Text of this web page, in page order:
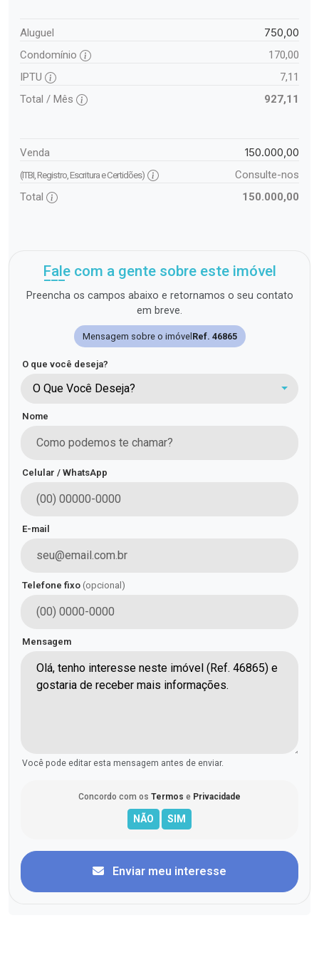
Aluguel 750,00
Condomínio
170,00
IPTU
7,11
Total / Mês
927,11
Venda 150.000,00
(ITBI, Registro, Escritura e Certidões)
Consulte-nos
Total
150.000,00
Fale com a gente sobre este imóvel
Preencha os campos abaixo e retornamos o seu contato
em breve.
Mensagem sobre o imóvelRef. 46865
O que você deseja?
O Que Você Deseja?
Nome
Celular / WhatsApp
E-mail
Telefone fixo (opcional)
Mensagem
Você pode editar esta mensagem antes de enviar.
Concordo com os Termos e Privacidade
Enviar meu interesse